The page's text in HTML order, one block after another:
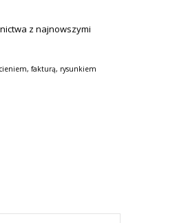
z najnowszymi
fakturą, rysunkiem